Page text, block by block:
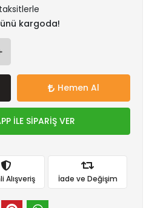
kargoda!
Hemen Al
İLE SİPARİŞ VER
Alışveriş İade ve Değişim